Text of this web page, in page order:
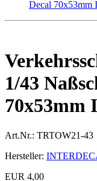
1/43
70x53mm
Art.Nr.: TRTOW21-43
Hersteller:
EUR 4,00